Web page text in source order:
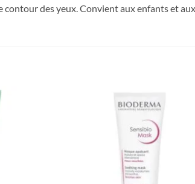
contour des yeux. Convient aux enfants et